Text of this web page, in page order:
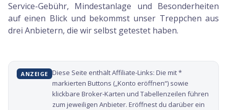
Service-Gebühr, Mindestanlage und Besonderheiten
auf einen Blick und bekommst unser Treppchen aus
drei Anbietern, die wir selbst getestet haben.
ANZEIGE Diese Seite enthält Affiliate-Links: Die mit *
markierten Buttons („Konto eröffnen“) sowie
klickbare Broker-Karten und Tabellenzeilen führen
zum jeweiligen Anbieter. Eröffnest du darüber ein